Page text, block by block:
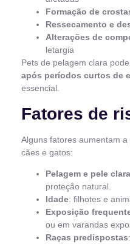
Formação de
Ressecamento e
Alterações de
letargia
Pets de pelagem clara
após períodos curtos de
essencial.
Fatores de
Alguns fatores aumentam
cães e gatos:
Pelagem e pele clara
proteção natural.
Idade: filhotes e
Exposição
ou em varandas
Raças predispostas